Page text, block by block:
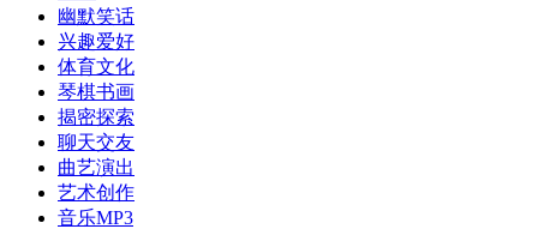
幽默笑话
兴趣爱好
体育文化
琴棋书画
揭密探索
聊天交友
曲艺演出
艺术创作
音乐MP3